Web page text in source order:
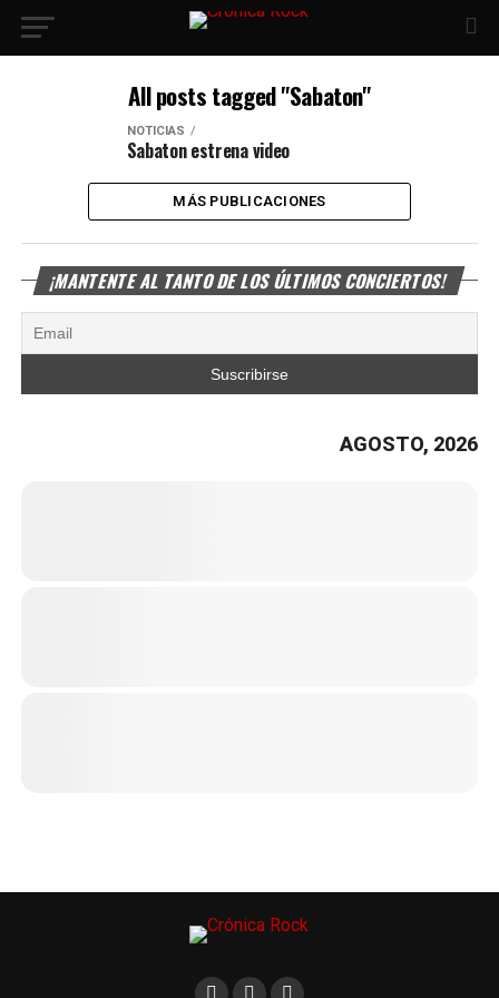
All posts tagged "Sabaton"
NOTICIAS
Sabaton estrena video
MÁS PUBLICACIONES
¡MANTENTE AL TANTO DE LOS ÚLTIMOS CONCIERTOS!
AGOSTO, 2026